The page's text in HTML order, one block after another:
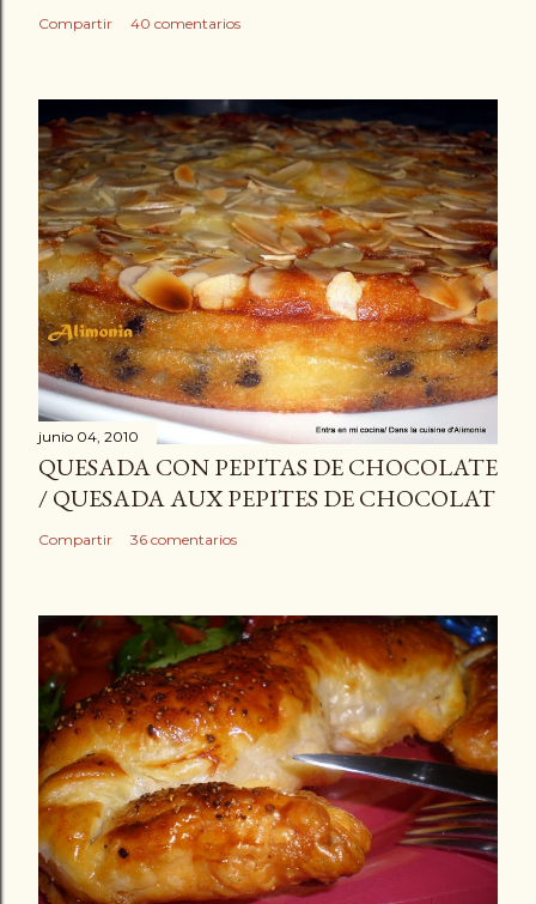
Compartir 40 comentarios
junio 04, 2010
QUESADA CON PEPITAS DE CHOCOLATE
/ QUESADA AUX PEPITES DE CHOCOLAT
Compartir 36 comentarios